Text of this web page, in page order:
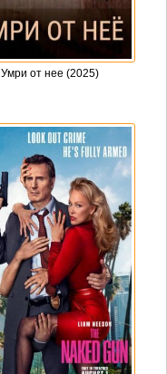
Умри от нее (2025)